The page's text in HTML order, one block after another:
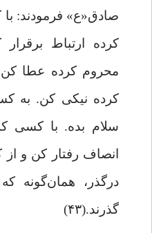
صادق«ع» فرمودند:
کرده ارتباط
محروم کرده عطا
کرده نیکی کن. به
سلام بده. با کسی
انصاف رفتار کن و
درگذر، همان‌گونه
گذرند.(۴۳)